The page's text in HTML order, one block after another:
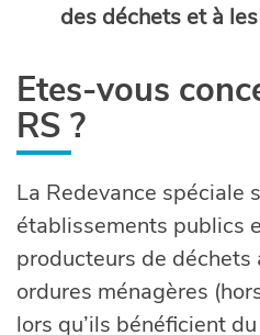
des déchets et à
Etes-vous
RS ?
La Redevance spéciale
établissements publics
producteurs de déchets
ordures ménagères
lors qu’ils bénéficient